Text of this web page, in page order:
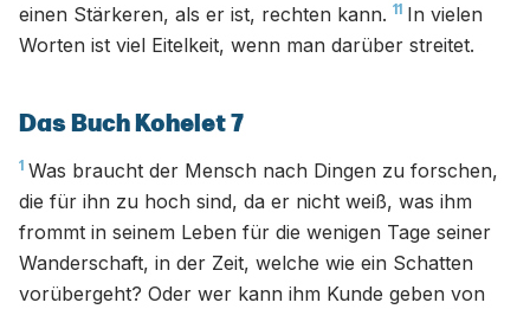
einen Stärkeren, als er ist, rechten kann. 11 In vielen
Worten ist viel Eitelkeit, wenn man darüber streitet.
Das Buch Kohelet 7
1 Was braucht der Mensch nach Dingen zu forschen,
die für ihn zu hoch sind, da er nicht weiß, was ihm
frommt in seinem Leben für die wenigen Tage seiner
Wanderschaft, in der Zeit, welche wie ein Schatten
vorübergeht? Oder wer kann ihm Kunde geben von